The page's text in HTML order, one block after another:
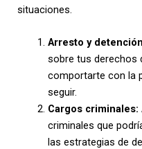
situaciones.
Arresto y
sobre tus derechos
comportarte con la
seguir.
Cargos criminales:
criminales que
las estrategias de